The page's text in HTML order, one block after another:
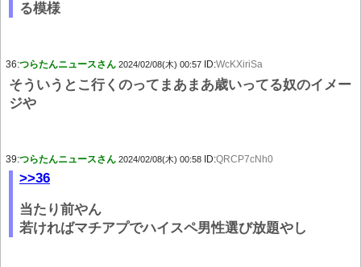
る模様
36:つらたんニュースさん 2024/02/08(木) 00:57 ID:WcKXiriSa
そういうとこ行くのってまあまあ歳いってる奴のイメー
ジや
39:つらたんニュースさん 2024/02/08(木) 00:58 ID:QRCP7cNh0
>>36
当たり前やん
若ければマチアプでハイスペ男性選び放題やし